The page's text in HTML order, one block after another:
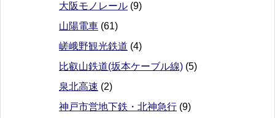
大阪モノレール (9)
山陽電車 (61)
嵯峨野観光鉄道 (4)
比叡山鉄道(坂本ケーブル線) (5)
泉北高速 (2)
神戸市営地下鉄・北神急行 (9)